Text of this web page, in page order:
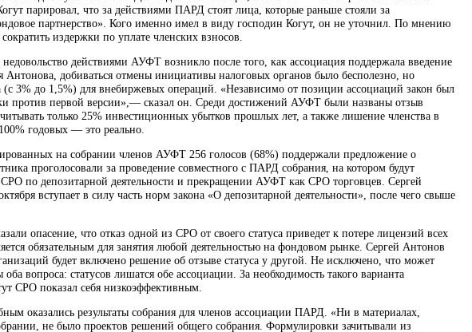
парировал, что за действиями ПАРД стоят лица, которые раньше стояли за
партнерство». Кого именно имел в виду господин Когут, он не уточнил. По мнению
издержки по уплате членских взносов.
действиями АУФТ возникло после того, как ассоциация поддержала введение
добиваться отмены инициативы налоговых органов было бесполезно, но
(с 3% до 1,5%) для внебиржевых операций. «Независимо от позиции ассоциаций закон был
против первой версии»,— сказал он. Среди достижений АУФТ были названы отзыв
только 25% инвестиционных убытков прошлых лет, а также лишение членства в
годовых — это реально.
на собрании членов АУФТ 256 голосов (68%) поддержали предложение о
проголосовали за проведение совместного с ПАРД собрания, на котором будут
по депозитарной деятельности и прекращении АУФТ как СРО торговцев. Сергей
вступает в силу часть норм закона «О депозитарной деятельности», после чего свыше
опасение, что отказ одной из СРО от своего статуса приведет к потере лицензий всех
обязательным для занятия любой деятельностью на фондовом рынке. Сергей Антонов
будет включено решение об отзыве статуса у другой. Не исключено, что может
вопроса: статусов лишатся обе ассоциации. За необходимость такого варианта
СРО показал себя низкоэффективным.
оказались результаты собрания для членов ассоциации ПАРД. «Ни в материалах,
не было проектов решений общего собрания. Формулировки зачитывали из